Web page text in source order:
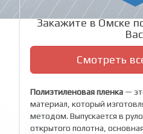
Закажите в Омске
Смотреть
Полиэтиленовая пленка —
материал, который
методом. Выпускается в
открытого полотна,